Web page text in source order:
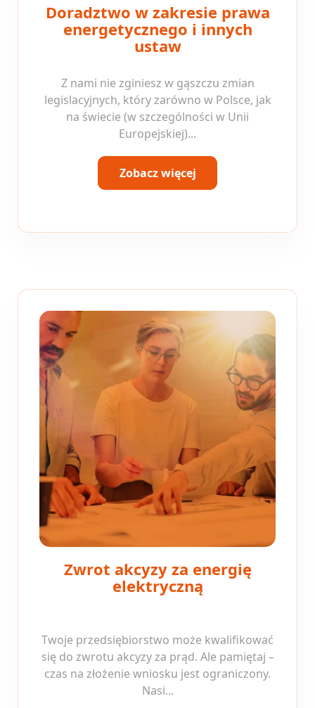
Doradztwo w zakresie prawa
energetycznego i innych
ustaw
Z nami nie zginiesz w gąszczu zmian
legislacyjnych, który zarówno w Polsce, jak
na świecie (w szczególności w Unii
Europejskiej)...
Zobacz więcej
Zwrot akcyzy za energię
elektryczną
Twoje przedsiębiorstwo może kwalifikować
się do zwrotu akcyzy za prąd. Ale pamiętaj –
czas na złożenie wniosku jest ograniczony.
Nasi...